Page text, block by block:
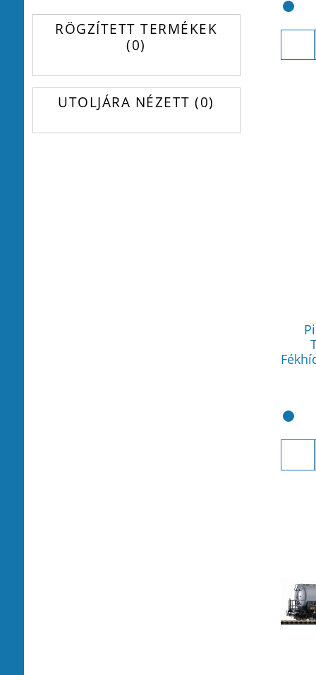
RÖGZÍTETT TERMÉKEK
0
UTOLJÁRA NÉZETT 0